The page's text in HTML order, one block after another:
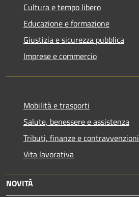
Cultura e tempo libero
Educazione e formazione
Giustizia e sicurezza pubblica
Imprese e commercio
Mobilità e trasporti
Salute, benessere e assistenza
Tributi, finanze e contravvenzioni
Vita lavorativa
NOVITÀ